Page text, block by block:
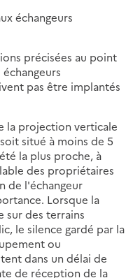
échangeurs
précisées au point
pas être implantés
la projection verticale
situé à moins de 5
la plus proche, à
des propriétaires
de l'échangeur
Lorsque la
des terrains
le silence gardé par la
ou
dans un délai de
de réception de la